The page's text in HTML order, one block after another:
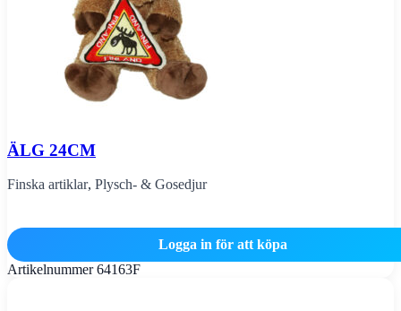
ÄLG 24CM
Finska artiklar, Plysch- & Gosedjur
Logga in för att köpa
Artikelnummer64163F